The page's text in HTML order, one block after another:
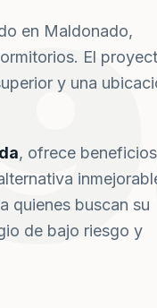
en Maldonado,
El
y una
, ofrece beneficios
quienes buscan su
de bajo riesgo y